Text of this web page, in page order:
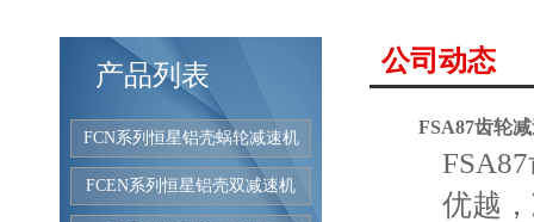
产品列表
FCN系列恒星铝壳蜗轮减速机
FCEN系列恒星铝壳双减速机
公司动态
FSA87齿轮
优越